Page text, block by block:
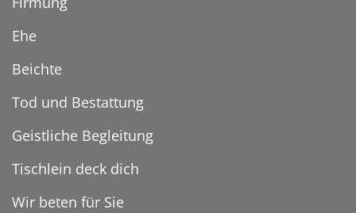
Ehe
Beichte
Tod und Bestattung
Geistliche Begleitung
Tischlein deck dich
Wir beten für Sie